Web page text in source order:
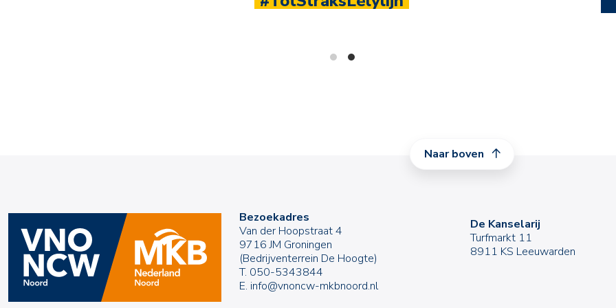
Naar boven
Bezoekadres
Van der Hoopstraat 4
9716 JM Groningen
(Bedrijventerrein De Hoogte)
T. 050-5343844
E. info@vnoncw-mkbnoord.nl
De Kanselarij
Turfmarkt 11
8911 KS Leeuwarden